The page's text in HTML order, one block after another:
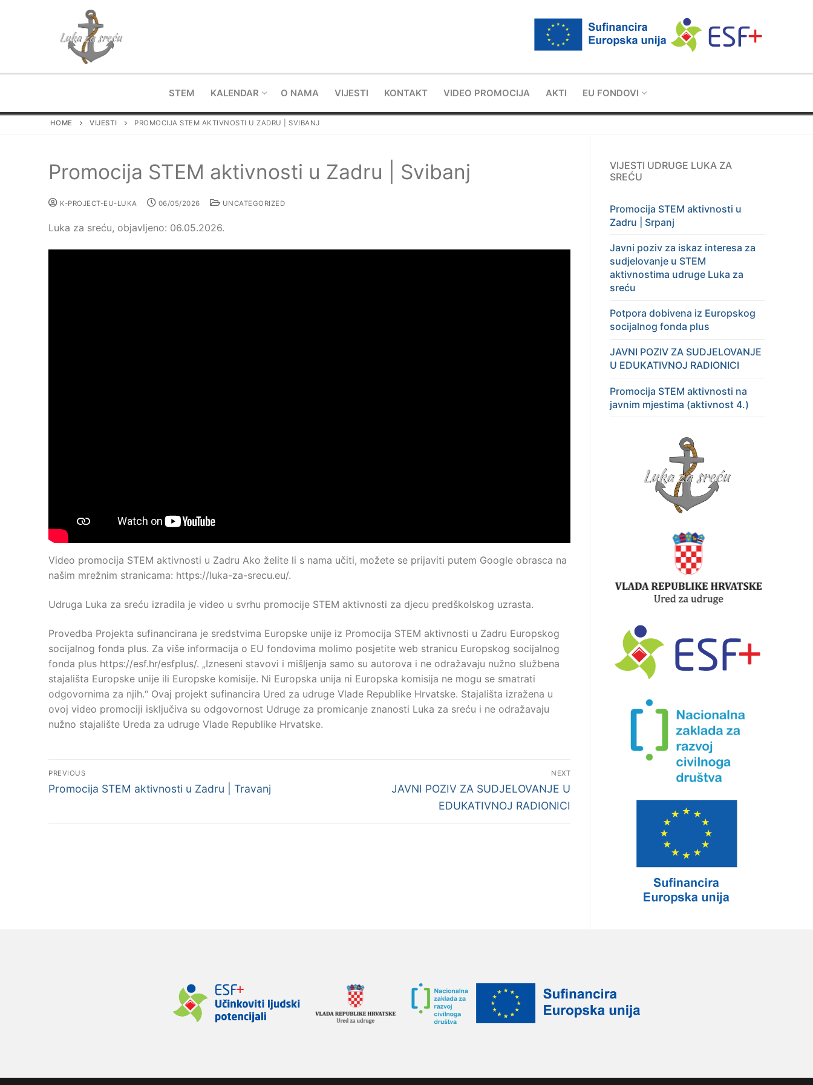
STEM KALENDAR O NAMA VIJESTI KONTAKT VIDEO PROMOCIJA AKTI EU FONDOVI
HOME VIJESTI PROMOCIJA STEM AKTIVNOSTI U ZADRU | SVIBANJ
Promocija STEM aktivnosti u Zadru | Svibanj
K-PROJECT-EU-LUKA 06/05/2026 UNCATEGORIZED
Luka za sreću, objavljeno: 06.05.2026.
Video promocija STEM aktivnosti u Zadru Ako želite li s nama učiti, možete se prijaviti putem Google obrasca na
našim mrežnim stranicama: https://luka-za-srecu.eu/.
Udruga Luka za sreću izradila je video u svrhu promocije STEM aktivnosti za djecu predškolskog uzrasta.
Provedba Projekta sufinancirana je sredstvima Europske unije iz Promocija STEM aktivnosti u Zadru Europskog
socijalnog fonda plus. Za više informacija o EU fondovima molimo posjetite web stranicu Europskog socijalnog
fonda plus https://esf.hr/esfplus/. „Izneseni stavovi i mišljenja samo su autorova i ne odražavaju nužno službena
stajališta Europske unije ili Europske komisije. Ni Europska unija ni Europska komisija ne mogu se smatrati
odgovornima za njih.“ Ovaj projekt sufinancira Ured za udruge Vlade Republike Hrvatske. Stajališta izražena u
ovoj video promociji isključiva su odgovornost Udruge za promicanje znanosti Luka za sreću i ne odražavaju
nužno stajalište Ureda za udruge Vlade Republike Hrvatske.
Post
navigation
PREVIOUS
Previous
Promocija STEM aktivnosti u Zadru | Travanj
NEXT
Next
JAVNI POZIV ZA SUDJELOVANJE U
EDUKATIVNOJ RADIONICI
VIJESTI UDRUGE LUKA ZA
SREĆU
Promocija STEM aktivnosti u
Zadru | Srpanj
Javni poziv za iskaz interesa za
sudjelovanje u STEM
aktivnostima udruge Luka za
sreću
Potpora dobivena iz Europskog
socijalnog fonda plus
JAVNI POZIV ZA SUDJELOVANJE
U EDUKATIVNOJ RADIONICI
Promocija STEM aktivnosti na
javnim mjestima (aktivnost 4.)